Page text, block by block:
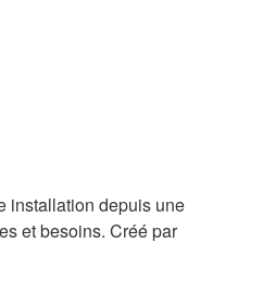
installation depuis une
et besoins. Créé par